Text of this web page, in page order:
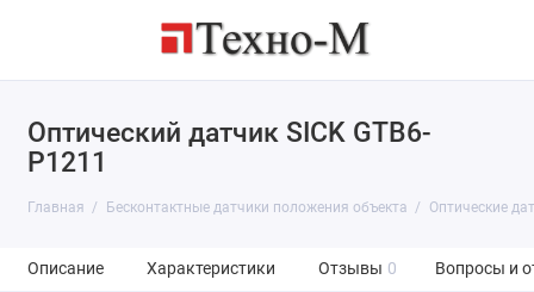
Оптический датчик SICK GTB6-
P1211
Главная Бесконтактные датчики положения объекта Оптические
Описание Характеристики Отзывы 0 Вопросы и